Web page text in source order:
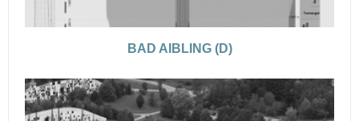
BAD AIBLING (D)